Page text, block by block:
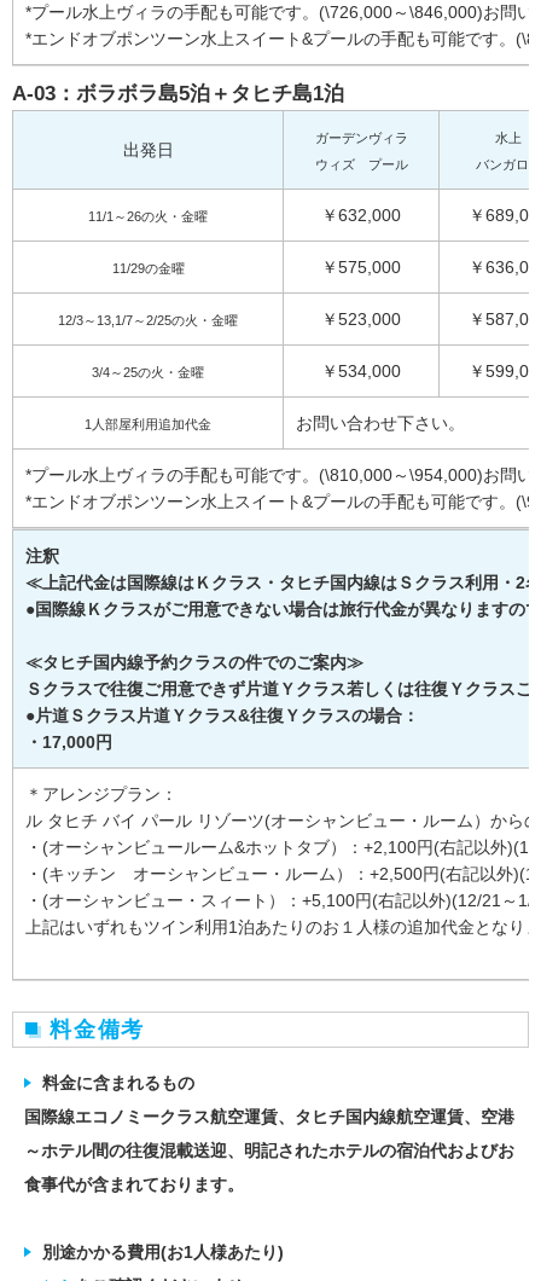
*プール水上ヴィラの手配も可能です。(\726,000～\846,000)お問い
*エンドオブポンツーン水上スイート&プールの手配も可能です。
A-03：ボラボラ島5泊＋タヒチ島1泊
出発日
ガーデンヴィラ
ウィズ プール
水上
バンガロー
11/1～26の火・金曜 ￥632,000 ￥
11/29の金曜 ￥575,000 ￥
12/3～13,1/7～2/25の火・金曜 ￥523,000 ￥
3/4～25の火・金曜 ￥534,000 ￥
1人部屋利用追加代金 お問い合わせ下さい。
*プール水上ヴィラの手配も可能です。(\810,000～\954,000)お問い
*エンドオブポンツーン水上スイート&プールの手配も可能です。
注釈
≪上記代金は国際線はＫクラス・タヒチ国内線はＳクラス利用・2
●国際線Ｋクラスがご用意できない場合は旅行代金が異なりますの
≪タヒチ国内線予約クラスの件でのご案内≫
Ｓクラスで往復ご用意できず片道Ｙクラス若しくは往復Ｙクラス
●片道Ｓクラス片道Ｙクラス&往復Ｙクラスの場合：
・17,000円
＊アレンジプラン：
ル タヒチ バイ パール リゾーツ(オーシャンビュー・ルーム）から
・(オーシャンビュールーム&ホットタブ）：+2,100円(右記以外
・(キッチン オーシャンビュー・ルーム）：+2,500円(右記以外
・(オーシャンビュー・スィート）：+5,100円(右記以外)(12/21～1/
上記はいずれもツイン利用1泊あたりのお１人様の追加代金となり
料金備考
料金に含まれるもの
国際線エコノミークラス航空運賃、タヒチ国内線航空運賃、空港
～ホテル間の往復混載送迎、明記されたホテルの宿泊代およびお
食事代が含まれております。
別途かかる費用(お1人様あたり)